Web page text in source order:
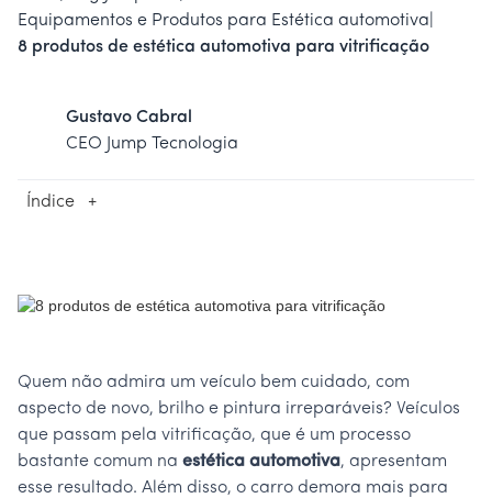
Equipamentos e Produtos para Estética automotiva
8 produtos de estética automotiva para vitrificação
Gustavo Cabral
CEO Jump Tecnologia
Índice +
Quem não admira um veículo bem cuidado, com
aspecto de novo, brilho e pintura irreparáveis? Veículos
que passam pela vitrificação, que é um processo
bastante comum na estética automotiva, apresentam
esse resultado. Além disso, o carro demora mais para